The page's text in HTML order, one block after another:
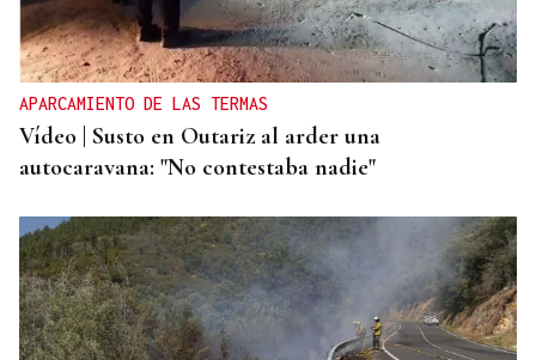
APARCAMIENTO DE LAS TERMAS
Vídeo | Susto en Outariz al arder una
autocaravana: "No contestaba nadie"